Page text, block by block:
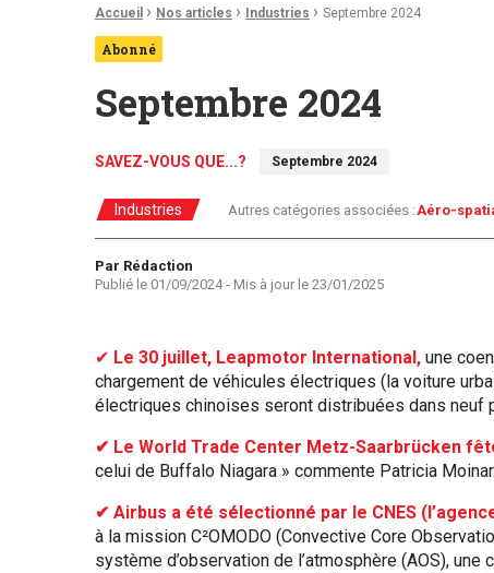
Fil d'Ariane :
Accueil › Nos articles › Industries › Septembre 2024
Abonné
Septembre 2024
SAVEZ-VOUS QUE...? Septembre 2024
Industries Autres catégories associées :Aéro-
Auteur
Par Rédaction
Publié le 01/09/2024- Mis à jour le 23/01/2025
✔ Le 30 juillet, Leapmotor International, une
chargement de véhicules électriques (la voiture
électriques chinoises seront distribuées dans neuf
✔ Le World Trade Center Metz-Saarbrücken
celui de Buffalo Niagara » commente Patricia
✔ Airbus a été sélectionné par le CNES
à la mission C²OMODO (Convective Core
système d’observation de l’atmosphère (AOS),